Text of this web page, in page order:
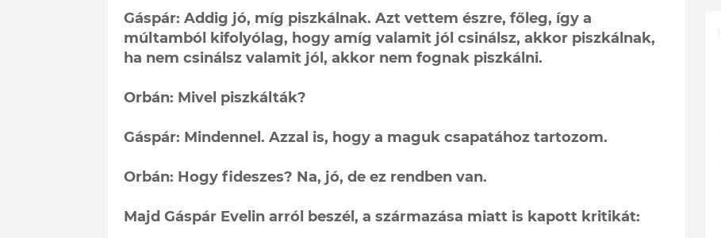
Gáspár: Addig jó, míg piszkálnak. Azt vettem észre, főleg, így a
múltamból kifolyólag, hogy amíg valamit jól csinálsz, akkor piszkálnak,
ha nem csinálsz valamit jól, akkor nem fognak piszkálni.
Orbán: Mivel piszkálták?
Gáspár: Mindennel. Azzal is, hogy a maguk csapatához tartozom.
Orbán: Hogy fideszes? Na, jó, de ez rendben van.
Majd Gáspár Evelin arról beszél, a származása miatt is kapott kritikát: